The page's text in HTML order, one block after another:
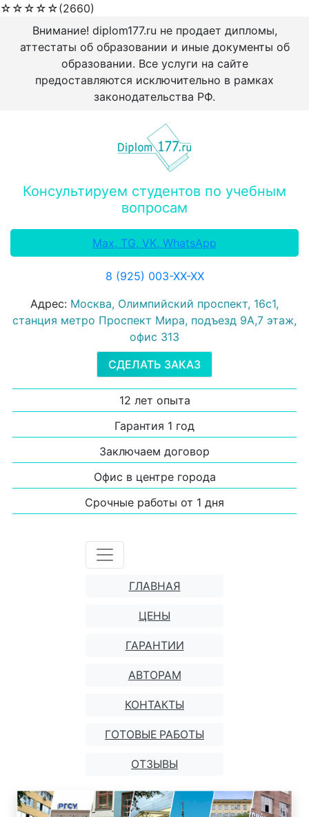
☆ ☆ ☆ ☆ ☆(2660)
Внимание! diplom177.ru не продает дипломы,
аттестаты об образовании и иные документы об
образовании. Все услуги на сайте
предоставляются исключительно в рамках
законодательства РФ.
Консультируем студентов по учебным
вопросам
Max, TG, VK, WhatsApp
8 (925) 003-ХХ-ХХ
Адрес: Москва, Олимпийский проспект, 16с1,
станция метро Проспект Мира, подъезд 9А,7 этаж,
офис 313
СДЕЛАТЬ ЗАКАЗ
12 лет опыта
Гарантия 1 год
Заключаем договор
Офис в центре города
Срочные работы от 1 дня
ГЛАВНАЯ
ЦЕНЫ
ГАРАНТИИ
АВТОРАМ
КОНТАКТЫ
ГОТОВЫЕ РАБОТЫ
ОТЗЫВЫ